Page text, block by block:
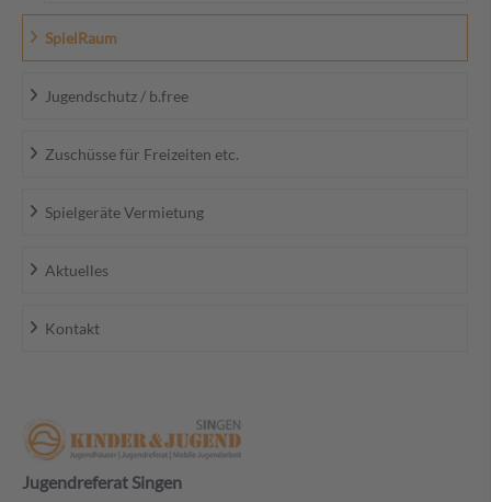
SpielRaum
Jugendschutz / b.free
Zuschüsse für Freizeiten etc.
Spielgeräte Vermietung
Aktuelles
Kontakt
Jugendreferat Singen